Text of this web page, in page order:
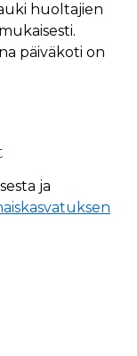
huoltajien
päiväkoti on
ja